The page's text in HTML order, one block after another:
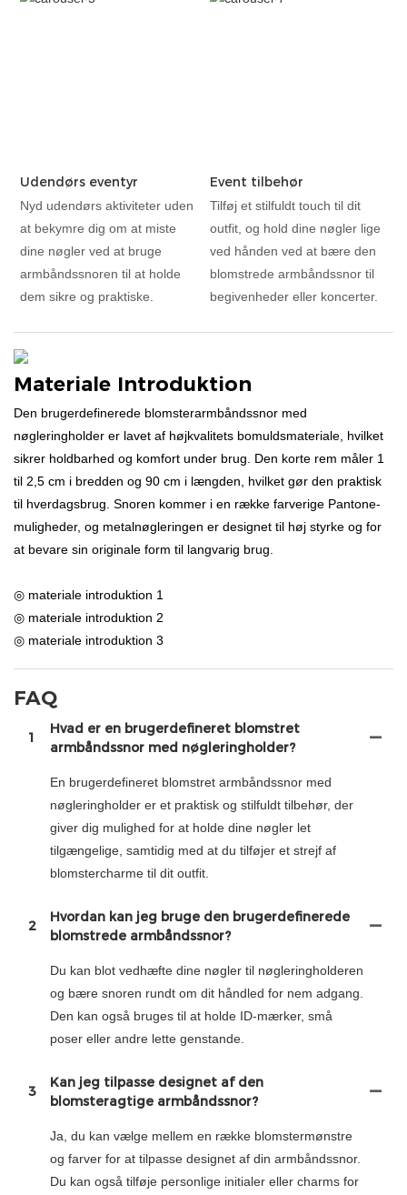
Udendørs eventyr
Nyd udendørs aktiviteter uden
at bekymre dig om at miste
dine nøgler ved at bruge
armbåndssnoren til at holde
dem sikre og praktiske.
Event tilbehør
Tilføj et stilfuldt touch til dit
outfit, og hold dine nøgler lige
ved hånden ved at bære den
blomstrede armbåndssnor til
begivenheder eller koncerter.
Materiale Introduktion
Den brugerdefinerede blomsterarmbåndssnor med
nøgleringholder er lavet af højkvalitets bomuldsmateriale, hvilket
sikrer holdbarhed og komfort under brug. Den korte rem måler 1
til 2,5 cm i bredden og 90 cm i længden, hvilket gør den praktisk
til hverdagsbrug. Snoren kommer i en række farverige Pantone-
muligheder, og metalnøgleringen er designet til høj styrke og for
at bevare sin originale form til langvarig brug.
◎ materiale introduktion 1
◎ materiale introduktion 2
◎ materiale introduktion 3
FAQ
1
Hvad er en brugerdefineret blomstret
armbåndssnor med nøgleringholder?
En brugerdefineret blomstret armbåndssnor med
nøgleringholder er et praktisk og stilfuldt tilbehør, der
giver dig mulighed for at holde dine nøgler let
tilgængelige, samtidig med at du tilføjer et strejf af
blomstercharme til dit outfit.
2
Hvordan kan jeg bruge den brugerdefinerede
blomstrede armbåndssnor?
Du kan blot vedhæfte dine nøgler til nøgleringholderen
og bære snoren rundt om dit håndled for nem adgang.
Den kan også bruges til at holde ID-mærker, små
poser eller andre lette genstande.
3
Kan jeg tilpasse designet af den
blomsteragtige armbåndssnor?
Ja, du kan vælge mellem en række blomstermønstre
og farver for at tilpasse designet af din armbåndssnor.
Du kan også tilføje personlige initialer eller charms for